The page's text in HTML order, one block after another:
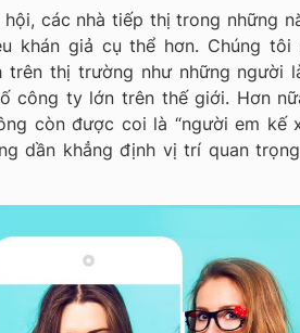
các nhà tiếp thị trong những
khán giả cụ thể hơn. Chúng tôi
trên thị trường như những người
công ty lớn trên thế giới. Hơn
còn được coi là “người em kế
dần khẳng định vị trí quan